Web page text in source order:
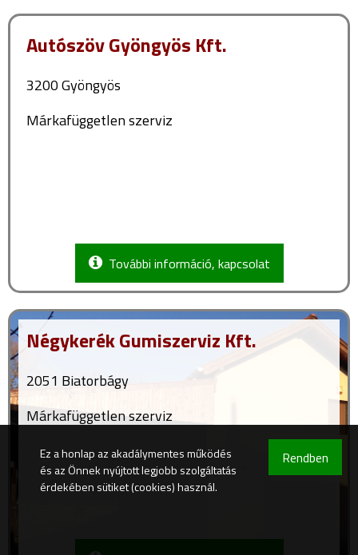
Autószöv Gyöngyös Kft.
3200 Gyöngyös
Márkafüggetlen szerviz
További információ, kapcsolat
Négykerék Gumiszerviz Kft.
2051 Biatorbágy
Márkafüggetlen szerviz
Ez a honlap az akadálymentes működés
és az Önnek nyújtott legjobb szolgáltatás
érdekében sütiket (cookies) használ.
Rendben